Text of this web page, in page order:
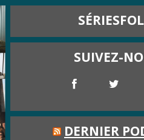
SUIVEZ-
DERNIER